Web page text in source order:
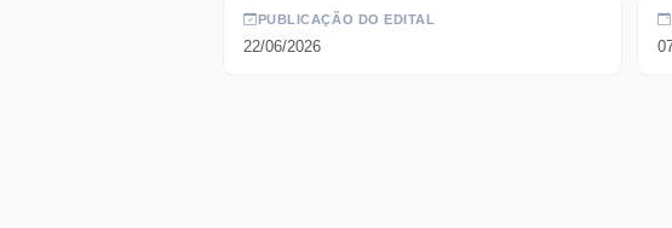
PUBLICAÇÃO DO EDITAL
22/06/2026